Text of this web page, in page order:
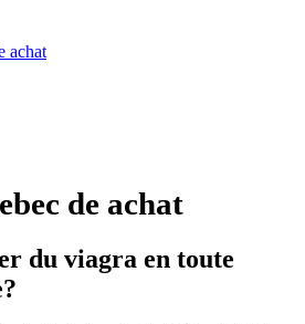
achat
de achat
du viagra en toute